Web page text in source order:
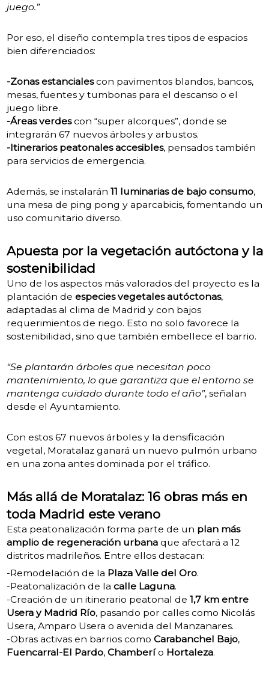
juego.”
Por eso, el diseño contempla tres tipos de espacios
bien diferenciados:
-Zonas estancialescon pavimentos blandos, bancos,
mesas, fuentes y tumbonas para el descanso o el
juego libre.
-Áreas verdescon “super alcorques”, donde se
integrarán 67 nuevos árboles y arbustos.
-Itinerarios peatonales accesibles, pensados también
para servicios de emergencia.
Además, se instalarán 11 luminarias de bajo consumo,
una mesa de ping pong y aparcabicis, fomentando un
uso comunitario diverso.
Apuesta por la vegetación autóctona y la
sostenibilidad
Uno de los aspectos más valorados del proyecto es la
plantación de especies vegetales autóctonas,
adaptadas al clima de Madrid y con bajos
requerimientos de riego. Esto no solo favorece la
sostenibilidad, sino que también embellece el barrio.
“Se plantarán árboles que necesitan poco
mantenimiento, lo que garantiza que el entorno se
mantenga cuidado durante todo el año”, señalan
desde el Ayuntamiento.
Con estos 67 nuevos árboles y la densificación
vegetal, Moratalaz ganará un nuevo pulmón urbano
en una zona antes dominada por el tráfico.
Más allá de Moratalaz: 16 obras más en
toda Madrid este verano
Esta peatonalización forma parte de un plan más
amplio de regeneración urbanaque afectará a 12
distritos madrileños. Entre ellos destacan:
-Remodelación de la Plaza Valle del Oro.
-Peatonalización de la calle Laguna.
-Creación de un itinerario peatonal de 1,7 km entre
Usera y Madrid Río, pasando por calles como Nicolás
Usera, Amparo Usera o avenida del Manzanares.
-Obras activas en barrios como Carabanchel Bajo,
Fuencarral-El Pardo, Chamberío Hortaleza.